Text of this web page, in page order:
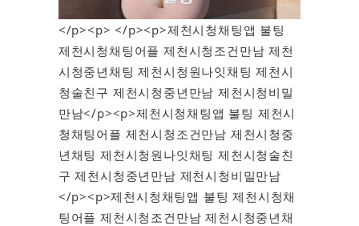
</p><p> </p><p>제천시청채팅앱 불팅
제천시청채팅어플 제천시청조건만남 제천
시청중년채팅 제천시청원나잇채팅 제천시
청술친구 제천시청중년만남 제천시청비밀
만남</p><p>제천시청채팅앱 불팅 제천시
청채팅어플 제천시청조건만남 제천시청중
년채팅 제천시청원나잇채팅 제천시청술친
구 제천시청중년만남 제천시청비밀만남
</p><p>제천시청채팅앱 불팅 제천시청채
팅어플 제천시청조건만남 제천시청중년채